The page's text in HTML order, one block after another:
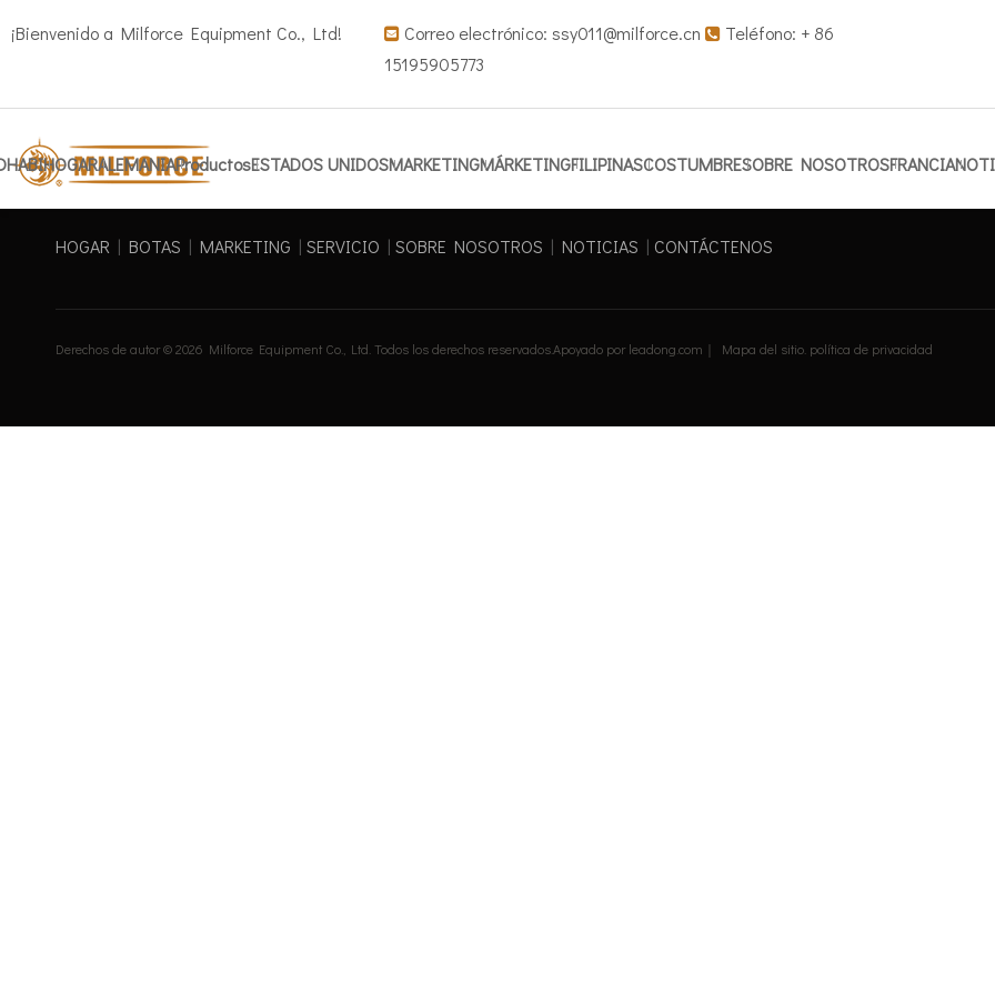
¡Bienvenido a Milforce Equipment Co., Ltd!  Correo electrónico: ssy011@milforce.cn  Teléfono: + 86
15195905773
HOGARALEMANIAProductosESTADOS UNIDOSMARKETINGMÁRKETINGFILIPINASCOSTUMBRESOBRE NOSOTROSFRANCIA
HOGAR | BOTAS | MARKETING | SERVICIO | SOBRE NOSOTROS | NOTICIAS | CONTÁCTENOS
Derechos de autor ©2026 Milforce Equipment Co., Ltd. Todos los derechos reservados.Apoyado porleadong.com ｜ Mapa del sitio política de privacidad